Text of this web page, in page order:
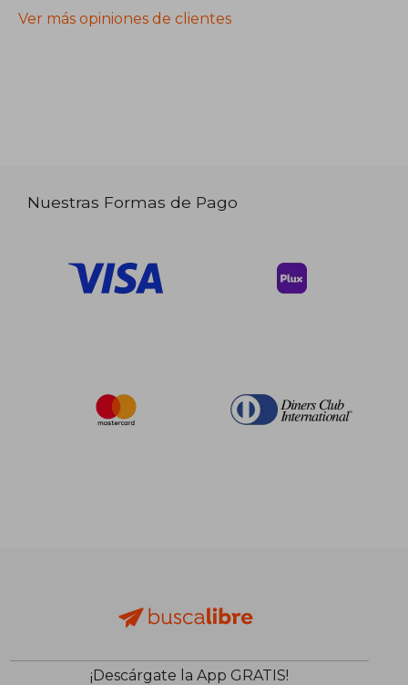
Ver más opiniones de clientes
Nuestras Formas de Pago
¡Descárgate la App GRATIS!